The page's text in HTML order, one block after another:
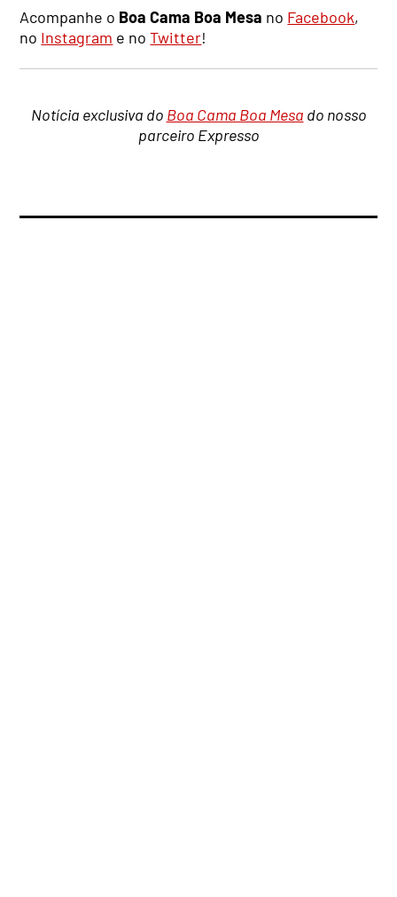
Acompanhe o Boa Cama Boa Mesa no Facebook,
no Instagram e noTwitter!
Notícia exclusiva do Boa Cama Boa Mesa do nosso
parceiro Expresso